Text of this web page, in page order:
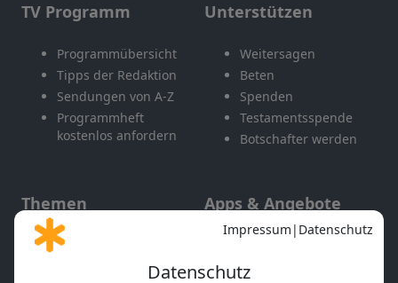
TV Programm
Programmübersicht
Tipps der Redaktion
Sendungen von A-Z
Programmheft
kostenlos anfordern
Unterstützen
Weitersagen
Beten
Spenden
Testamentsspende
Botschafter werden
Themen
Gott und Bibel erklärt
Apps & Angebote
Mobile App